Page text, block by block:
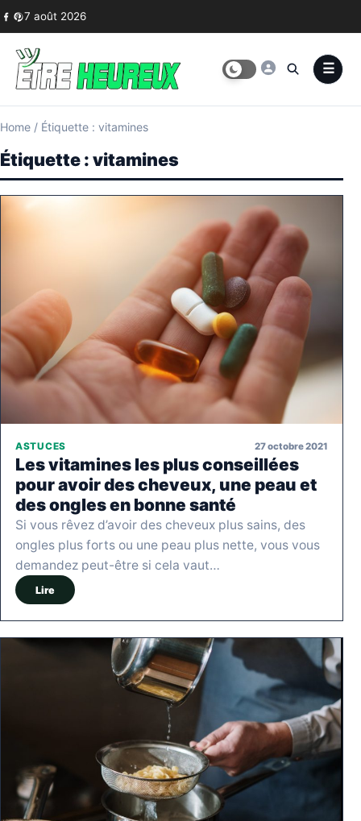
Skip to content
7 août 2026
Home / Étiquette : vitamines
Étiquette :vitamines
ASTUCES 27 octobre 2021
Les vitamines les plus conseillées
pour avoir des cheveux, une peau et
des ongles en bonne santé
Si vous rêvez d’avoir des cheveux plus sains, des
ongles plus forts ou une peau plus nette, vous vous
demandez peut-être si cela vaut…
Lire